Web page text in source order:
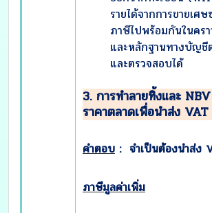
รายได้จากการขายเศ
ภาษีไปพร้อมกันในครา
และหลักฐานทางบัญชี
และตรวจสอบได้
3. การทำลายทิ้งและ
ราคาตลาดเพื่อนำส่ง
คำตอบ : จำเป็นต้องนำส่ง
ภาษีมูลค่าเพิ่ม